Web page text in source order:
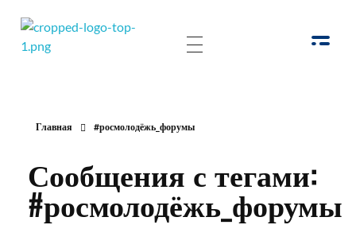
Главная #росмолодёжь_форумы
Сообщения с тегами:
#росмолодёжь_форумы